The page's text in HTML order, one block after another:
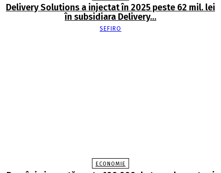
Delivery Solutions a injectat în 2025 peste 62 mil. lei
în subsidiara Delivery…
SEFIRO
ECONOMIE